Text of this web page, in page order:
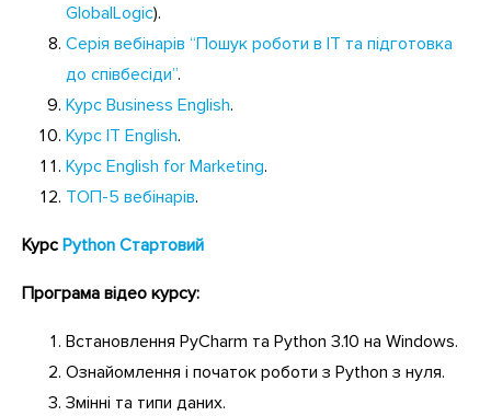
GlobalLogic).
Серія вебінарів “Пошук роботи в ІТ та підготовка
до співбесіди”.
Курс Business English.
Курс IT English.
Курс English for Marketing.
ТОП-5 вебінарів.
Курс Python Стартовий
Програма відео курсу:
Встановлення PyCharm та Python 3.10 на Windows.
Ознайомлення і початок роботи з Python з нуля.
Змінні та типи даних.